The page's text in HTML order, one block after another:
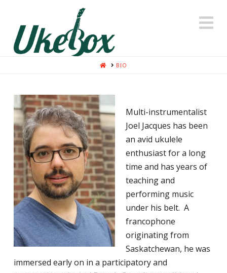
HOME
BIO
Multi-instrumentalist
Joel Jacques has been
an avid ukulele
enthusiast for a long
time and has years of
teaching and
performing music
under his belt. A
francophone
originating from
Saskatchewan, he was
immersed early on in a participatory and